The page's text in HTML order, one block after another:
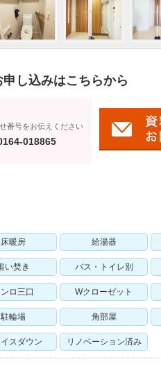
し込みはこちらから
番号をお伝えください
018865
床暖房 給湯器
い焚き バス・トイレ別
ロ三口 Wクローゼット
駐輪場 角部屋
スダウン リノベーション済み